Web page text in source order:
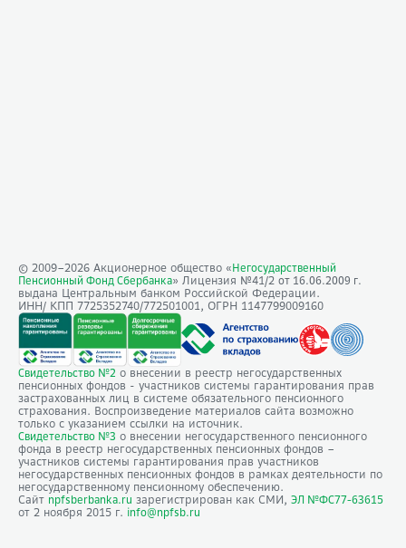
© 2009–2026 Акционерное общество « Негосударственный
Пенсионный Фонд Сбербанка» Лицензия №41/2 от 16.06.2009 г.
выдана Центральным банком Российской Федерации.
ИНН/ КПП 7725352740/772501001, ОГРН 1147799009160
Свидетельство №2 о внесении в реестр негосударственных
пенсионных фондов - участников системы гарантирования прав
застрахованных лиц в системе обязательного пенсионного
страхования. Воспроизведение материалов сайта возможно
только с указанием ссылки на источник.
Свидетельство №3 о внесении негосударственного пенсионного
фонда в реестр негосударственных пенсионных фондов –
участников системы гарантирования прав участников
негосударственных пенсионных фондов в рамках деятельности по
негосударственному пенсионному обеспечению.
Сайт npfsberbanka.ru зарегистрирован как СМИ, ЭЛ №ФС77-63615
от 2 ноября 2015 г. info@npfsb.ru